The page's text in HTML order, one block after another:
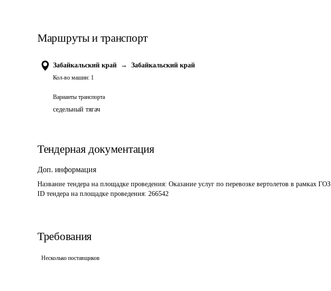
Маршруты и транспорт
Забайкальский край → Забайкальский край
Кол-во машин: 1
Варианты транспорта
седельный тягач
Тендерная документация
Доп. информация
Название тендера на площадке проведения: Оказание услуг по перевозке вертолетов в рамках ГОЗ
ID тендера на площадке проведения: 266542
Требования
Несколько поставщиков